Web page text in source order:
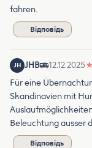
fahren.
Відповідь
JH JHB 12.12.2025★
Für eine
Skandinavien mit
Beleuchtung ausser
Відповідь